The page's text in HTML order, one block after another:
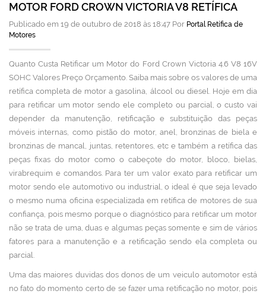
MOTOR FORD CROWN VICTORIA V8 RETÍFICA
Publicado em 19 de outubro de 2018 às 18:47 Por Portal Retífica de
Motores
Quanto Custa Retificar um Motor do Ford Crown Victoria 4.6 V8 16V
SOHC Valores Preço Orçamento. Saiba mais sobre os valores de uma
retífica completa de motor a gasolina, álcool ou diesel. Hoje em dia
para retificar um motor sendo ele completo ou parcial, o custo vai
depender da manutenção, retificação e substituição das peças
móveis internas, como pistão do motor, anel, bronzinas de biela e
bronzinas de mancal, juntas, retentores, etc e também a retífica das
peças fixas do motor como o cabeçote do motor, bloco, bielas,
virabrequim e comandos. Para ter um valor exato para retificar um
motor sendo ele automotivo ou industrial, o ideal é que seja levado
o mesmo numa oficina especializada em retífica de motores de sua
confiança, pois mesmo porque o diagnóstico para retificar um motor
não se trata de uma, duas e algumas peças somente e sim de vários
fatores para a manutenção e a retificação sendo ela completa ou
parcial.
Uma das maiores duvidas dos donos de um veiculo automotor está
no fato do momento certo de se fazer uma retificação no motor, pois